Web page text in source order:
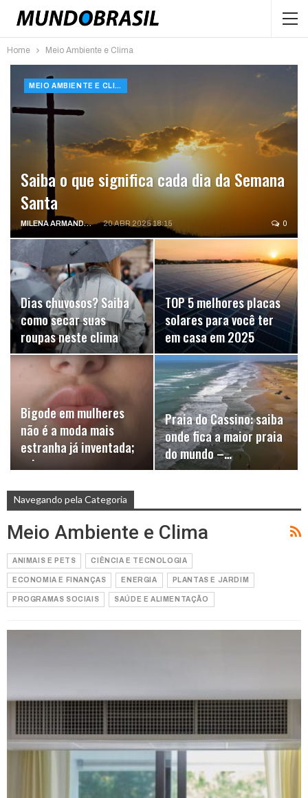
Home Meio Ambiente e Clima
MEIO AMBIENTE E CLIMA
Saiba o que significa cada dia da Semana
Santa
MILENA ARMANDO 20 ABR 2025 18:15 0
Dias chuvosos? Saiba
como secar suas
roupas neste clima
TOP 5 melhores placas
solares para você ter
em casa em 2025
Bigode em mulheres
não é a moda mais
estranha já inventada;
veja…
Praia do Cassino: saiba
onde fica a maior praia
do mundo –…
Navegando pela Categoria
Meio Ambiente e Clima
ANIMAIS E PETS CIÊNCIA E TECNOLOGIA
ECONOMIA E FINANÇAS ENERGIA PLANTAS E JARDIM
PROGRAMAS SOCIAIS SAÚDE E ALIMENTAÇÃO